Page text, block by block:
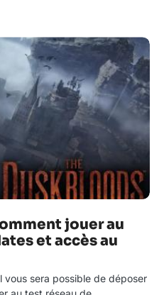
jouer au
et accès au
vous sera possible de déposer